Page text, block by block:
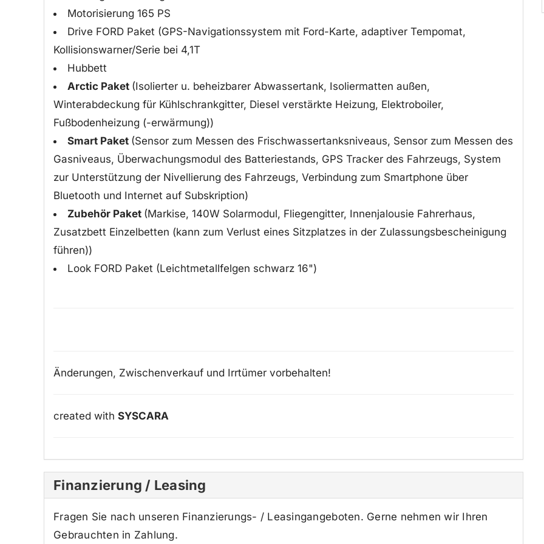
Motorisierung 165 PS
Drive FORD Paket (GPS-Navigationssystem mit Ford-Karte, adaptiver Tempomat,
Kollisionswarner/Serie bei 4,1T
Hubbett
Arctic Paket (Isolierter u. beheizbarer Abwassertank, Isoliermatten außen,
Winterabdeckung für Kühlschrankgitter, Diesel verstärkte Heizung, Elektroboiler,
Fußbodenheizung (-erwärmung))
Smart Paket (Sensor zum Messen des Frischwassertanksniveaus, Sensor zum Messen des
Gasniveaus, Überwachungsmodul des Batteriestands, GPS Tracker des Fahrzeugs, System
zur Unterstützung der Nivellierung des Fahrzeugs, Verbindung zum Smartphone über
Bluetooth und Internet auf Subskription)
Zubehör Paket (Markise, 140W Solarmodul, Fliegengitter, Innenjalousie Fahrerhaus,
Zusatzbett Einzelbetten (kann zum Verlust eines Sitzplatzes in der Zulassungsbescheinigung
führen))
Look FORD Paket (Leichtmetallfelgen schwarz 16")
Änderungen, Zwischenverkauf und Irrtümer vorbehalten!
created with SYSCARA
Finanzierung / Leasing
Fragen Sie nach unseren Finanzierungs- / Leasingangeboten. Gerne nehmen wir Ihren
Gebrauchten in Zahlung.